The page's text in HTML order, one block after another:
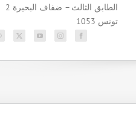
الطابق الثالث – ضفاف البحيرة 2
تونس 1053